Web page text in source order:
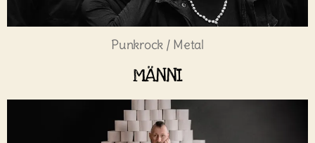
Punkrock / Metal
MÄNNI